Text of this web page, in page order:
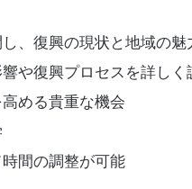
、復興の現状と地域の魅
や復興プロセスを詳しく
める貴重な機会
間の調整が可能